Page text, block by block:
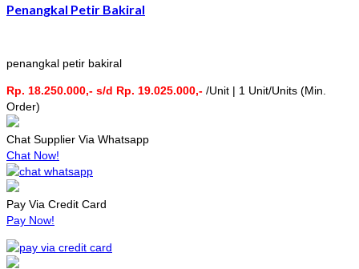
Penangkal Petir Bakiral
penangkal petir bakiral
Rp. 18.250.000,- s/d Rp. 19.025.000,- /Unit | 1 Unit/Units (Min.
Order)
Chat Supplier Via Whatsapp
Chat Now!
Pay Via Credit Card
Pay Now!